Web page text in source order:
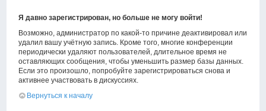
Я давно зарегистрирован, но больше не могу войти!
Возможно, администратор по какой-то причине деактивировал или
удалил вашу учётную запись. Кроме того, многие конференции
периодически удаляют пользователей, длительное время не
оставляющих сообщения, чтобы уменьшить размер базы данных.
Если это произошло, попробуйте зарегистрироваться снова и
активнее участвовать в дискуссиях.
Вернуться к началу